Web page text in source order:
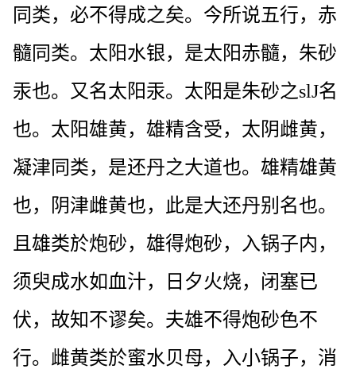
同类，必不得成之矣。今所说五行，赤
髓同类。太阳水银，是太阳赤髓，朱砂
汞也。又名太阳汞。太阳是朱砂之slJ名
也。太阳雄黄，雄精含受，太阴雌黄，
凝津同类，是还丹之大道也。雄精雄黄
也，阴津雌黄也，此是大还丹别名也。
且雄类於炮砂，雄得炮砂，入锅子内，
须臾成水如血汁，日夕火烧，闭塞已
伏，故知不谬矣。夫雄不得炮砂色不
行。雌黄类於蜜水贝母，入小锅子，消